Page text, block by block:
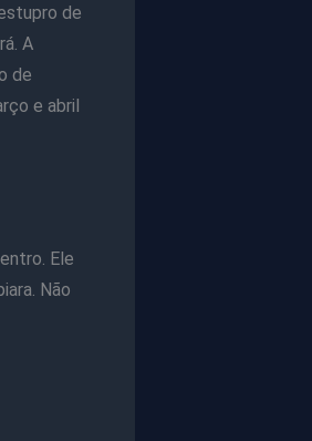
de
A
de
e abril
Ele
Não